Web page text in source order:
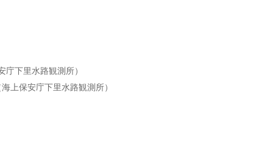
下里水路観測所）
保安庁下里水路観測所）